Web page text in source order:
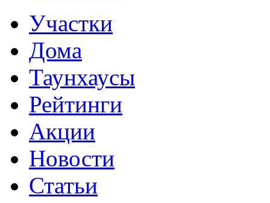
Участки
Дома
Таунхаусы
Рейтинги
Акции
Новости
Статьи